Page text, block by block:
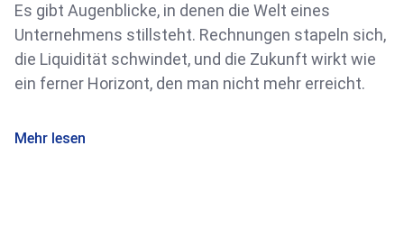
Es gibt Augenblicke, in denen die Welt eines
Unternehmens stillsteht. Rechnungen stapeln sich,
die Liquidität schwindet, und die Zukunft wirkt wie
ein ferner Horizont, den man nicht mehr erreicht.
Mehr lesen